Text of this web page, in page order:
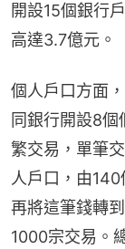
開設15個銀行
高達3.7億元。
個人戶口方面
同銀行開設8
繁交易，單筆
人戶口，由
再將這筆錢轉
1000宗交易。